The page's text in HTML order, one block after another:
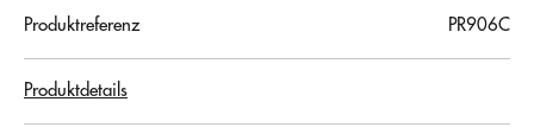
Produktreferenz
PR906C
Produktdetails